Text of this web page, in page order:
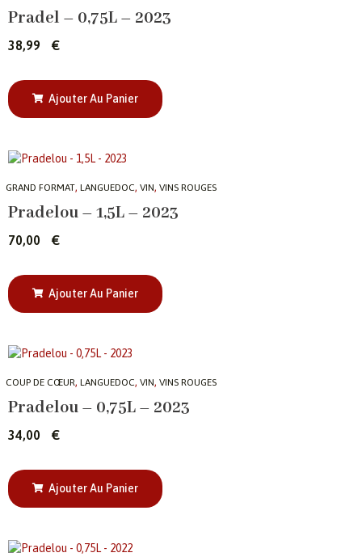
Pradel – 0,75L – 2023
38,99 €
Ajouter Au Panier
GRAND FORMAT, LANGUEDOC, VIN, VINS ROUGES
Pradelou – 1,5L – 2023
70,00 €
Ajouter Au Panier
COUP DE CŒUR, LANGUEDOC, VIN, VINS ROUGES
Pradelou – 0,75L – 2023
34,00 €
Ajouter Au Panier